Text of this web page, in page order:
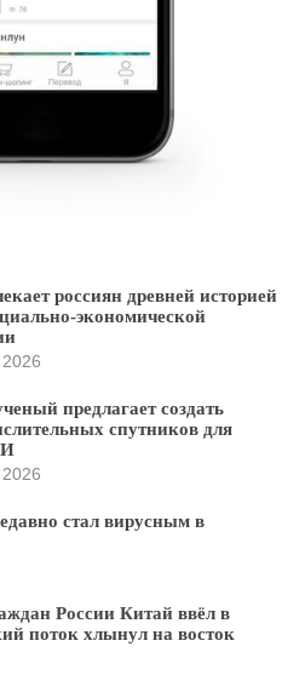
россиян древней историей
экономической
предлагает создать
спутников для
стал вирусным в
России Китай ввёл в
поток хлынул на восток